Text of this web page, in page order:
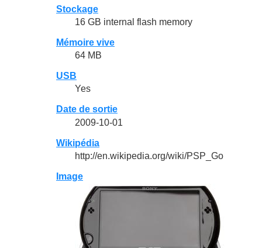
Stockage
16 GB internal flash memory
Mémoire vive
64 MB
USB
Yes
Date de sortie
2009-10-01
Wikipédia
http://en.wikipedia.org/wiki/PSP_Go
Image